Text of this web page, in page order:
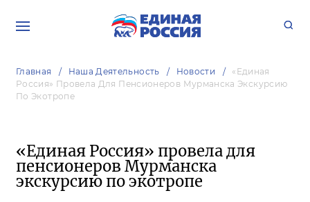
Главная Наша Деятельность Новости
«Единая
Россия» Провела Для Пенсионеров Мурманска Экскурсию
По Экотропе
«Единая Россия» провела для
пенсионеров Мурманска
экскурсию по экотропе